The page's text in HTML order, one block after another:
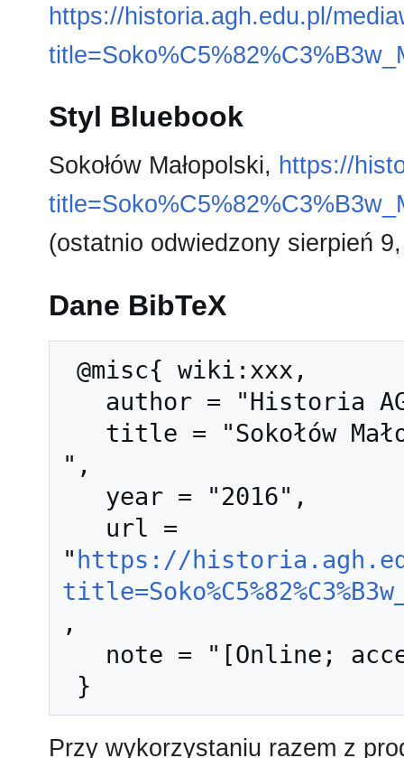
https://historia.agh.edu.pl/
Styl Bluebook
Sokołów Małopolski, https://
(ostatnio odwiedzony sierpień
Dane BibTeX
",
" https://
,
Przy wykorzystaniu razem z